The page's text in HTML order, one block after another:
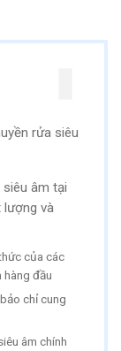
rửa siêu
âm tại
lượng và
của các
hàng đầu
chỉ cung
âm chính